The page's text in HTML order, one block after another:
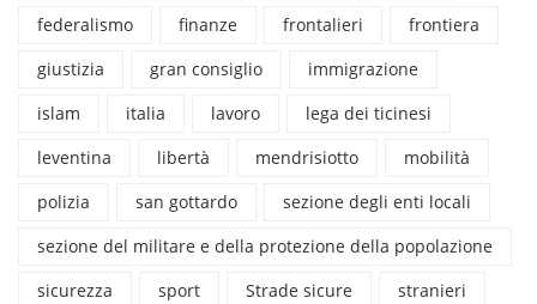
federalismo
finanze frontalieri
frontiera
giustizia
gran consiglio
immigrazione
islam
italia lavoro
lega dei ticinesi
leventina
libertà mendrisiotto
mobilità
polizia
san gottardo
sezione degli enti locali
sezione del militare e della protezione della popolazione
sicurezza
sport Strade sicure
stranieri